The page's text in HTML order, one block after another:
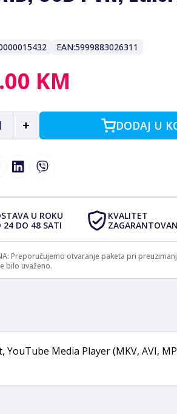
EAN:5999883026311
KM
+ DODAJ U
U ROKU
24 DO 48 SATI
KVALITET
ZAGARANTOVAN
Preporučujemo otvaranje paketa pri
bilo uvaženo.
Media Player (MKV, AVI,